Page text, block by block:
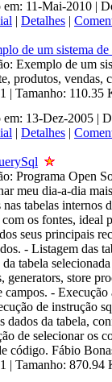
11-Mai-2010 |
| Detalhes |
de um sistema de
Exemplo de um
produtos, vendas,
| Tamanho: 110.35
13-Dez-2005 |
| Detalhes |
Programa Open
meu dia-a-dia
nas tabelas
os fontes, ideal
seus principais
- Listagem das
da tabela
generators, store
campos. -
de instrução
dados da tabela,
de selecionar os
código. Fábio
| Tamanho: 870.94